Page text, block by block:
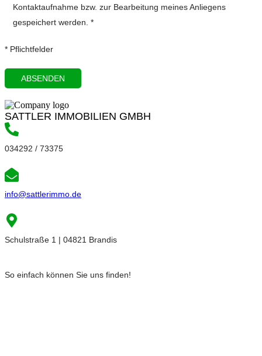
Kontaktaufnahme bzw. zur Bearbeitung meines Anliegens
gespeichert werden. *
* Pflichtfelder
SATTLER IMMOBILIEN GMBH
034292 / 73375
info@sattlerimmo.de
Schulstraße 1 | 04821 Brandis
So einfach können Sie uns finden!